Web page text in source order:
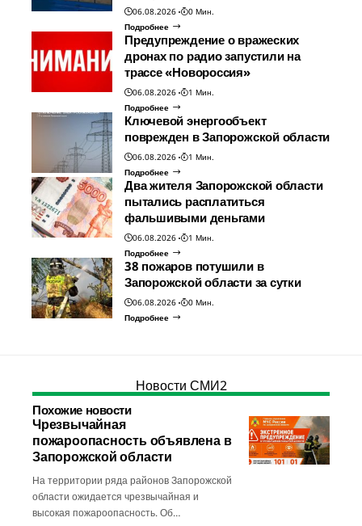
06.08.2026
0 Мин.
Подробнее
Предупреждение о вражеских
дронах по радио запустили на
трассе «Новороссия»
06.08.2026
1 Мин.
Подробнее
Ключевой энергообъект
поврежден в Запорожской области
06.08.2026
1 Мин.
Подробнее
Два жителя Запорожской области
пытались расплатиться
фальшивыми деньгами
06.08.2026
1 Мин.
Подробнее
38 пожаров потушили в
Запорожской области за сутки
06.08.2026
0 Мин.
Подробнее
Новости СМИ2
Похожие новости
Чрезвычайная
пожароопасность объявлена в
Запорожской области
На территории ряда районов Запорожской
области ожидается чрезвычайная и
высокая пожароопасность. Об…